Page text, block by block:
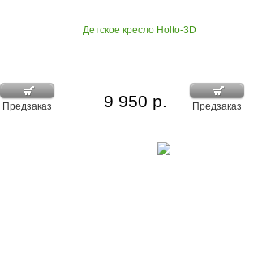
Предзаказ
Детское кресло Holto-3D
Предзаказ
9 950 р.